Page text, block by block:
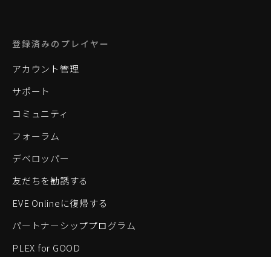
登録済みのプレイヤー
アカウント管理
サポート
コミュニティ
フォーラム
デベロッパー
友だちを勧誘する
EVE Onlineに復帰する
パートナーシッププログラム
PLEX for GOOD